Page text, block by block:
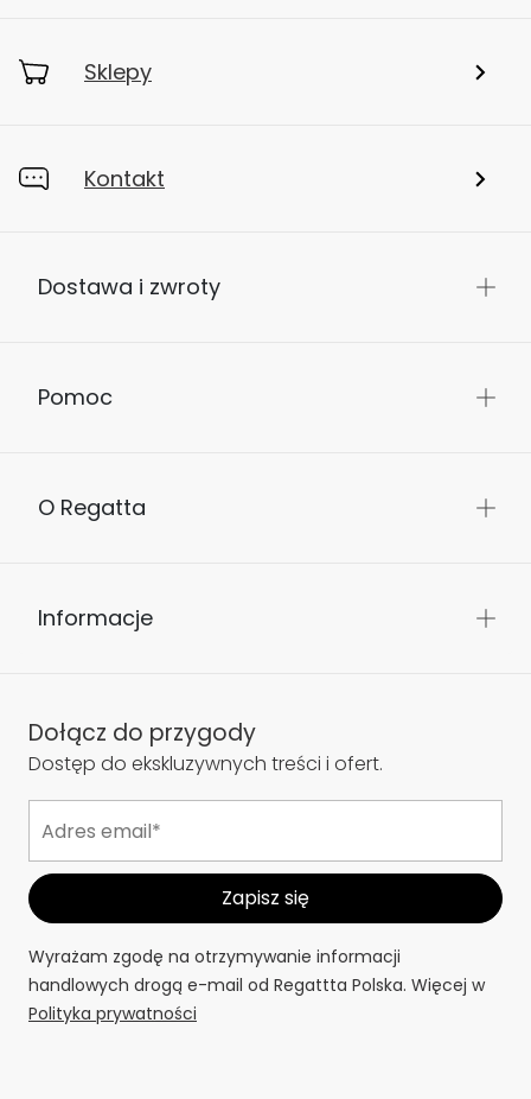
Sklepy
Kontakt
Dostawa i zwroty
Pomoc
O Regatta
Informacje
Dołącz do przygody
Dostęp do ekskluzywnych treści i ofert.
Wyrażam zgodę na otrzymywanie informacji
handlowych drogą e-mail od Regattta Polska. Więcej w
Polityka prywatności